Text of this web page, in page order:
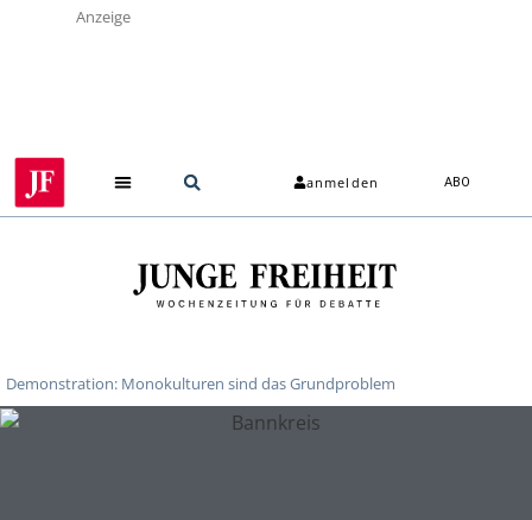
Anzeige
anmelden ABO
Demonstration: Monokulturen sind das Grundproblem